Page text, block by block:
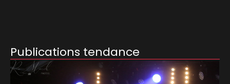
Publications tendance